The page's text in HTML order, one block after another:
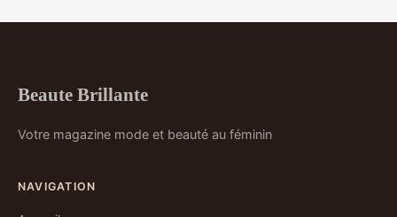
Beaute Brillante
Votre magazine mode et beauté au féminin
NAVIGATION